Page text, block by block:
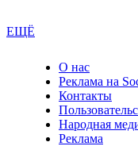
ЕЩЁ
О нас
Реклама на
Контакты
Народная
Реклама